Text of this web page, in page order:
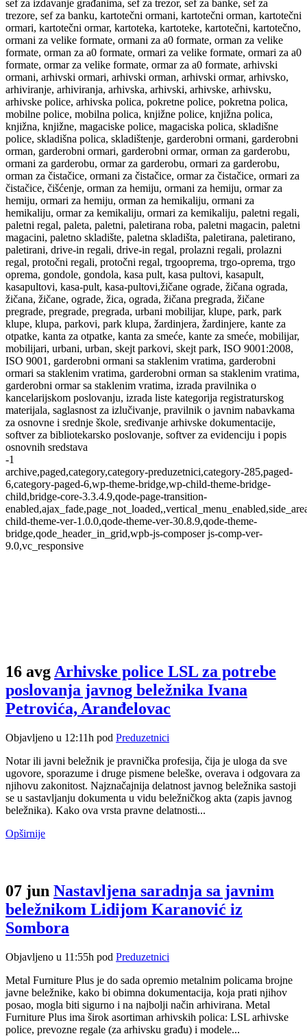
sef za izdavanje građanima, sef za trezor, sef za banke, sef za
trezore, sef za banku, kartotečni ormani, kartotečni orman, kartotečni
ormari, kartotečni ormar, kartoteka, kartoteke, kartotečni, kartotečno,
ormani za velike formate, ormani za a0 formate, orman za velike
formate, orman za a0 formate, ormari za velike formate, ormari za a0
formate, ormar za velike formate, ormar za a0 formate, arhivski
ormani, arhivski ormari, arhivski orman, arhivski ormar, arhivsko,
arhiviranje, arhiviranja, arhivska, arhivski, arhivske, arhivsku,
arhivske police, arhivska polica, pokretne police, pokretna polica,
mobilne police, mobilna polica, knjižne police, knjižna polica,
knjižna, knjižne, magaciske police, magaciska polica, skladišne
police, skladišna polica, skladištenje, garderobni ormani, garderobni
orman, garderobni ormari, garderobni ormar, orman za garderobu,
ormani za garderobu, ormar za garderobu, ormari za garderobu,
orman za čistačice, ormani za čistačice, ormar za čistačice, ormari za
čistačice, čišćenje, orman za hemiju, ormani za hemiju, ormar za
hemiju, ormari za hemiju, orman za hemikaliju, ormani za
hemikaliju, ormar za kemikaliju, ormari za kemikaliju, paletni regali,
paletni regal, paleta, paletni, paletirana roba, paletni magacin, paletni
magacini, paletno skladište, paletna skladišta, paletirana, paletirano,
paletirani, drive-in regali, drive-in regal, prolazni regali, prolazni
regal, protočni regali, protočni regal, trgooprema, trgo-oprema, trgo
oprema, gondole, gondola, kasa pult, kasa pultovi, kasapult,
kasapultovi, kasa-pult, kasa-pultovi,žičane ograde, žičana ograda,
žičana, žičane, ograde, žica, ograda, žičana pregrada, žičane
pregrade, pregrade, pregrada, urbani mobilijar, klupe, park, park
klupe, klupa, parkovi, park klupa, žardinjera, žardinjere, kante za
otpatke, kanta za otpatke, kanta za smeće, kante za smeće, mobilijar,
mobilijari, urbani, urban, skejt parkovi, skejt park, ISO 9001:2008,
ISO 9001, garderobni ormani sa staklenim vratima, garderobni
ormari sa staklenim vratima, garderobni orman sa staklenim vratima,
garderobni ormar sa staklenim vratima, izrada pravilnika o
kancelarijskom poslovanju, izrada liste kategorija registraturskog
materijala, saglasnost za izlučivanje, pravilnik o javnim nabavkama
za osnovne i srednje škole, sređivanje arhivske dokumentacije,
softver za bibliotekarsko poslovanje, softver za evidenciju i popis
osnovnih sredstava
-1
archive,paged,category,category-preduzetnici,category-285,paged-
6,category-paged-6,wp-theme-bridge,wp-child-theme-bridge-
child,bridge-core-3.3.4.9,qode-page-transition-
child-theme-ver-1.0.0,qode-theme-ver-30.8.9,qode-theme-
bridge,qode_header_in_grid,wpb-js-composer js-comp-ver-
9.0,vc_responsive
16 avg Arhivske police LSL za potrebe
poslovanja javnog beležnika Ivana
Petrovića, Aranđelovac
Objavljeno u 12:11h pod Preduzetnici
Notar ili javni beležnik je pravnička profesija, čija je uloga da sve
ugovore, sporazume i druge pismene beleške, overava i odgovara za
njihovu zakonitost. Najznačajnija delatnost javnog beležnika sastoji
se u sastavljanju dokumenta u vidu beležničkog akta (zapis javnog
beležnika). Kako ova vrsta pravne delatnosti...
Opširnije
07 jun Nastavljena saradnja sa javnim
beležnikom Lidijom Karanović iz
Sombora
Objavljeno u 11:55h pod Preduzetnici
Metal Furniture Plus je do sada opremio metalnim policama brojne
javne beležnike, kako bi obimna dokumentacija, koja prati njihov
posao, mogla biti sigurno i na najbolji način arhivirana. Metal
Furniture Plus ima širok asortiman arhivskih polica: LSL arhivske
police, prevozne regale (za arhivsku građu) i modele...